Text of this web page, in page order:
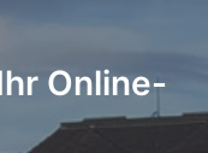
Online-